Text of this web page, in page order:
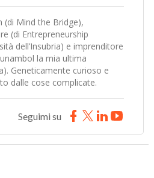
(di Mind the Bridge),
(di Entrepreneurship
dell’Insubria) e imprenditore
la mia ultima
Geneticamente curioso e
dalle cose complicate.
Seguimi su